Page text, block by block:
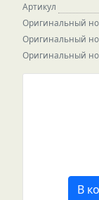
Артикул
Оригинальный
Оригинальный
Оригинальный
В